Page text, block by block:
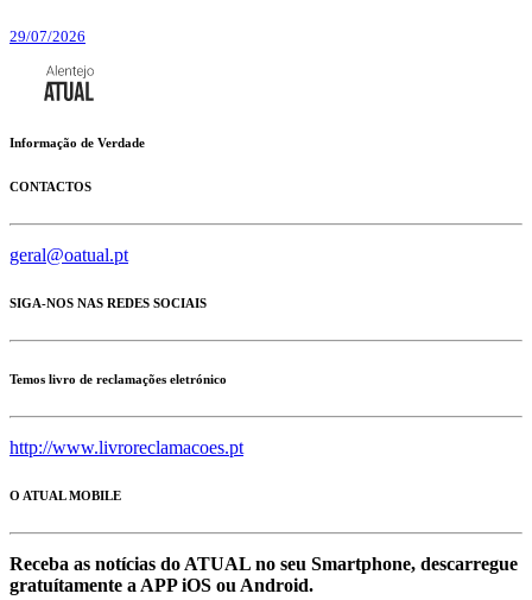
29/07/2026
Informação de Verdade
CONTACTOS
geral@oatual.pt
SIGA-NOS NAS REDES SOCIAIS
Temos livro de reclamações eletrónico
http://www.livroreclamacoes.pt
O ATUAL MOBILE
Receba as notícias do ATUAL no seu Smartphone, descarregue
gratuítamente a APP iOS ou Android.